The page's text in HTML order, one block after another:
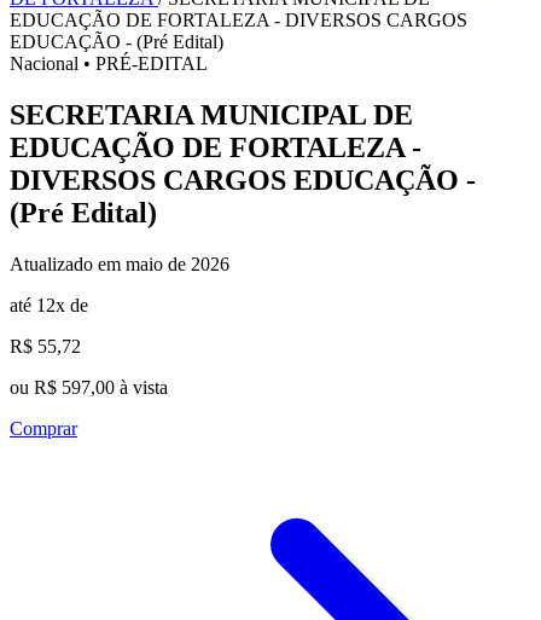
EDUCAÇÃO DE FORTALEZA - DIVERSOS CARGOS
EDUCAÇÃO - (Pré Edital)
Nacional • PRÉ-EDITAL
SECRETARIA MUNICIPAL DE
EDUCAÇÃO DE FORTALEZA -
DIVERSOS CARGOS EDUCAÇÃO -
(Pré Edital)
Atualizado em maio de 2026
até 12x de
R$ 55,72
ou R$ 597,00 à vista
Comprar